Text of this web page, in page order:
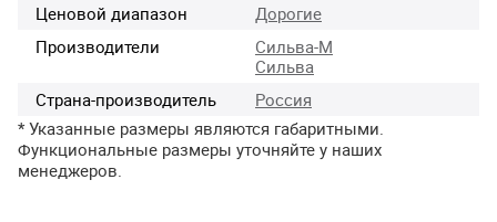
Ценовой диапазон
Дорогие
Производители
Сильва-М
Сильва
Страна-производитель
Россия
* Указанные размеры являются габаритными.
Функциональные размеры уточняйте у наших
менеджеров.